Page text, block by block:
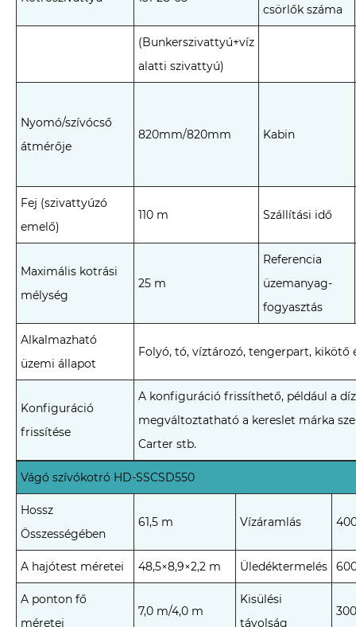
csörlők száma
(Bunkerszivattyú+víz
alatti szivattyú)
Nyomó/szívócső
átmérője
820mm/820mm Kabin
Fej (szivattyúzó
emelő)
110 m Szállítási idő
Maximális kotrási
mélység
25 m
Referencia
üzemanyag-
fogyasztás
Alkalmazható
üzemi állapot
Folyó, tó, víztározó, tengerpart, kikötő
Konfiguráció
frissítése
A konfiguráció frissíthető, például a
megváltoztatható a kereslet márka
Carter stb.
Vágó szívókotró HD-SSCSD550
Hossz
Összességében
61,5 m Vízáramlás
A hajótest méretei 48,5×8,9×2,2 m Üledéktermelés
A ponton fő
méretei
7,0 m/4,0 m
Kisülési
távolság